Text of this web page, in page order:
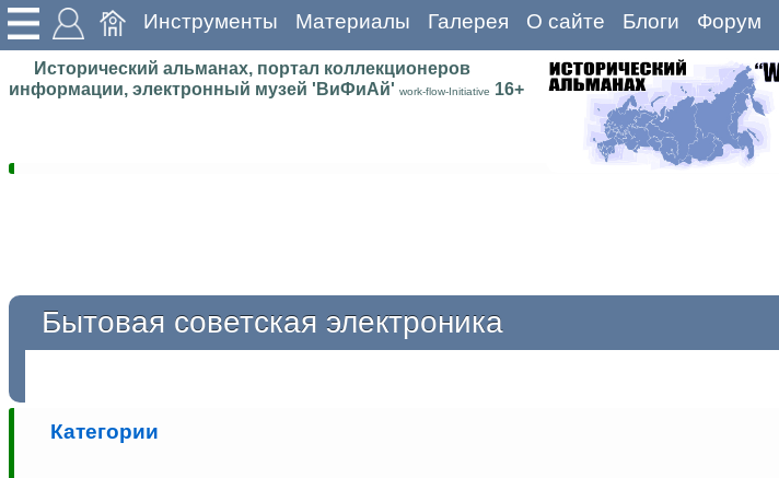
Инструменты Материалы Галерея О сайте Блоги Форум
Исторический альманах, портал коллекционеров
информации, электронный музей 'ВиФиАй' work-flow-Initiative 16+
Бытовая советская электроника
Категории